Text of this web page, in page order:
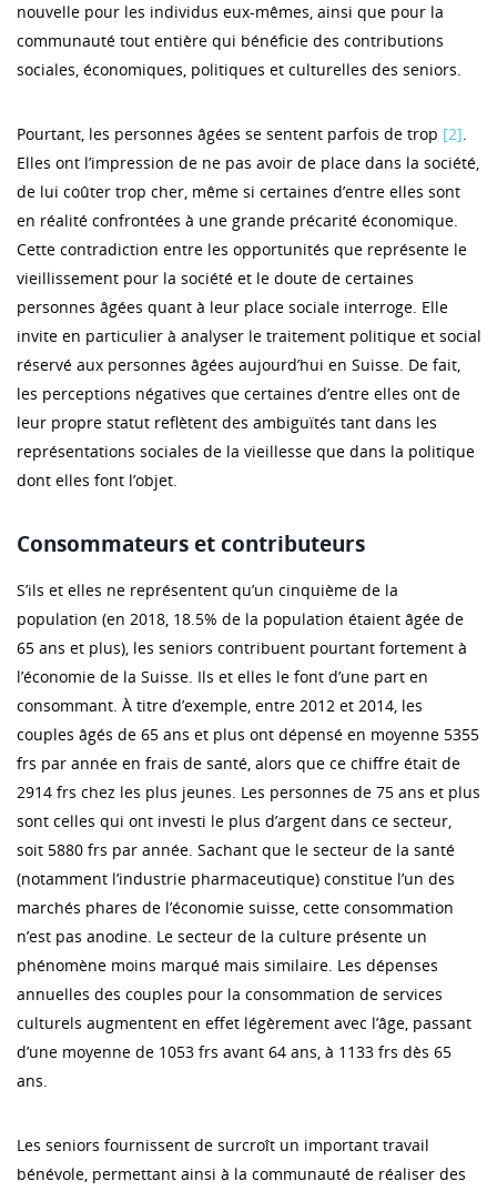
nouvelle pour les individus eux-mêmes, ainsi que pour la
communauté tout entière qui bénéficie des contributions
sociales, économiques, politiques et culturelles des seniors.
Pourtant, les personnes âgées se sentent parfois de trop [2].
Elles ont l’impression de ne pas avoir de place dans la société,
de lui coûter trop cher, même si certaines d’entre elles sont
en réalité confrontées à une grande précarité économique.
Cette contradiction entre les opportunités que représente le
vieillissement pour la société et le doute de certaines
personnes âgées quant à leur place sociale interroge. Elle
invite en particulier à analyser le traitement politique et social
réservé aux personnes âgées aujourd’hui en Suisse. De fait,
les perceptions négatives que certaines d’entre elles ont de
leur propre statut reflètent des ambiguïtés tant dans les
représentations sociales de la vieillesse que dans la politique
dont elles font l’objet.
Consommateurs et contributeurs
S’ils et elles ne représentent qu’un cinquième de la
population (en 2018, 18.5% de la population étaient âgée de
65 ans et plus), les seniors contribuent pourtant fortement à
l’économie de la Suisse. Ils et elles le font d’une part en
consommant. À titre d’exemple, entre 2012 et 2014, les
couples âgés de 65 ans et plus ont dépensé en moyenne 5355
frs par année en frais de santé, alors que ce chiffre était de
2914 frs chez les plus jeunes. Les personnes de 75 ans et plus
sont celles qui ont investi le plus d’argent dans ce secteur,
soit 5880 frs par année. Sachant que le secteur de la santé
(notamment l’industrie pharmaceutique) constitue l’un des
marchés phares de l’économie suisse, cette consommation
n’est pas anodine. Le secteur de la culture présente un
phénomène moins marqué mais similaire. Les dépenses
annuelles des couples pour la consommation de services
culturels augmentent en effet légèrement avec l’âge, passant
d’une moyenne de 1053 frs avant 64 ans, à 1133 frs dès 65
ans.
Les seniors fournissent de surcroît un important travail
bénévole, permettant ainsi à la communauté de réaliser des